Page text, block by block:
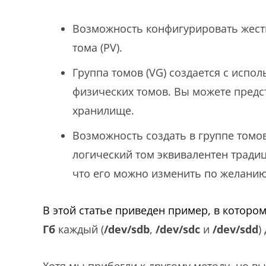
Возможность конфигурировать
тома (PV).
Группа томов (VG) создается с
физических томов. Вы можете
хранилище.
Возможность создать в группе
логический том эквивалентен
что его можно изменить по
В этой статье приведен пример, в
Гб каждый (/dev/sdb, /dev/sdc и /dev/sdd)